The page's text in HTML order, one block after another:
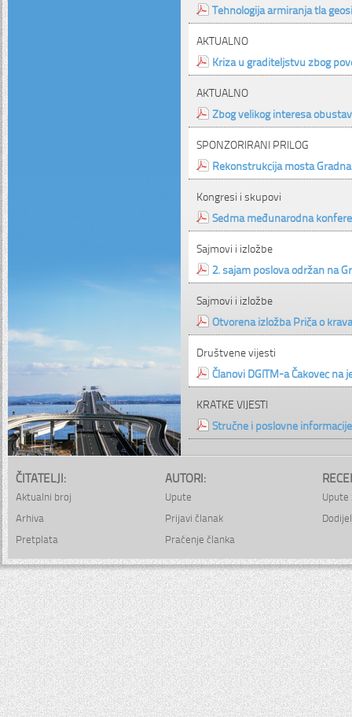
Tehnologija armiranja tla
AKTUALNO
Kriza u graditeljstvu zbog
AKTUALNO
Zbog velikog interesa
SPONZORIRANI PRILOG
Rekonstrukcija mosta
Kongresi i skupovi
Sedma međunarodna
Sajmovi i izložbe
2. sajam poslova održan na
Sajmovi i izložbe
Otvorena izložba Priča o
Društvene vijesti
Članovi DGITM-a Čakovec
KRATKE VIJESTI
Stručne i poslovne informacije
ČITATELJI:
Aktualni broj
Arhiva
Pretplata
AUTORI:
Upute
Prijavi članak
Praćenje članka
Upute